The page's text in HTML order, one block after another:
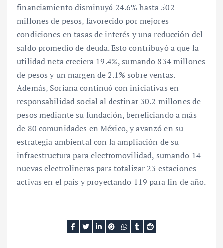
financiamiento disminuyó 24.6% hasta 502
millones de pesos, favorecido por mejores
condiciones en tasas de interés y una reducción del
saldo promedio de deuda. Esto contribuyó a que la
utilidad neta creciera 19.4%, sumando 834 millones
de pesos y un margen de 2.1% sobre ventas.
Además, Soriana continuó con iniciativas en
responsabilidad social al destinar 30.2 millones de
pesos mediante su fundación, beneficiando a más
de 80 comunidades en México, y avanzó en su
estrategia ambiental con la ampliación de su
infraestructura para electromovilidad, sumando 14
nuevas electrolineras para totalizar 23 estaciones
activas en el país y proyectando 119 para fin de año.